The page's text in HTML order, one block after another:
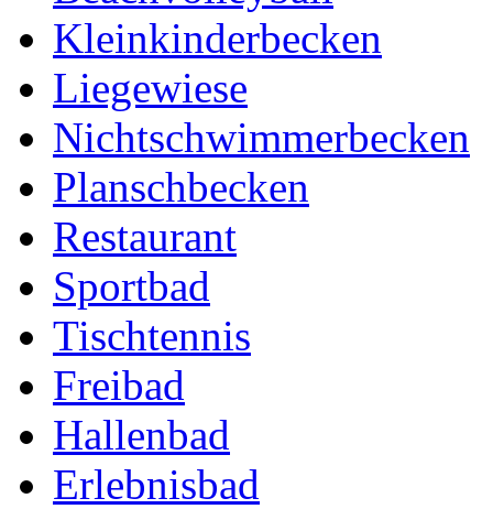
Kleinkinderbecken
Liegewiese
Nichtschwimmerbecken
Planschbecken
Restaurant
Sportbad
Tischtennis
Freibad
Hallenbad
Erlebnisbad